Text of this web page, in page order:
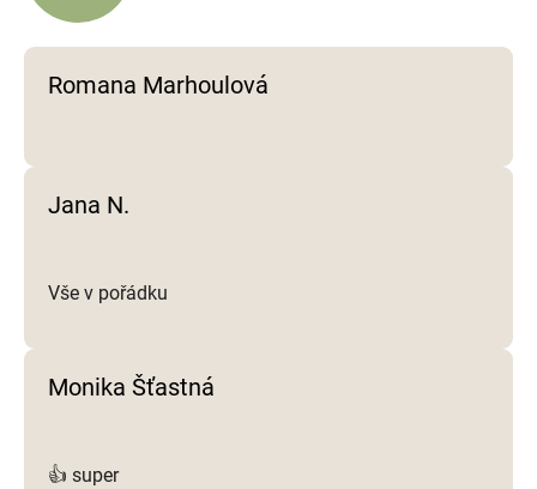
k
y
Romana Marhoulová
Jana N.
Vše v pořádku
Monika Šťastná
👍 super